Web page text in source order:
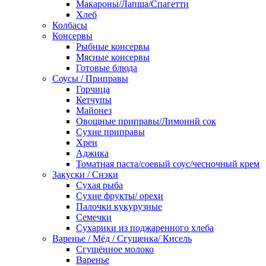
Макароны/Лапша/Спагетти
Хлеб
Колбасы
Консервы
Рыбные консервы
Мясные консервы
Готовые блюда
Соусы / Приправы
Горчица
Кетчупы
Майонез
Овощные приправы/Лимоннй сок
Сухие приправы
Хрен
Аджика
Томатная паста/соевый соус/чесночный крем
Закуски / Снэки
Сухая рыба
Сухие фрукты/ орехи
Палочки кукурузные
Семечки
Сухарики из поджаренного хлеба
Варенье / Мёд / Сгущенка/ Кисель
Сгущённое молоко
Варенье